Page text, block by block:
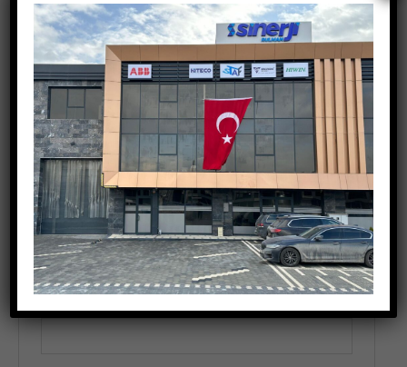
Değerlendirme yap
E-posta adresiniz yayınlanmayacak. Gerekli alanlar
*ile işaretlenmişlerdir
Derecelendirmeniz
Değerlendirmeniz*
İsim